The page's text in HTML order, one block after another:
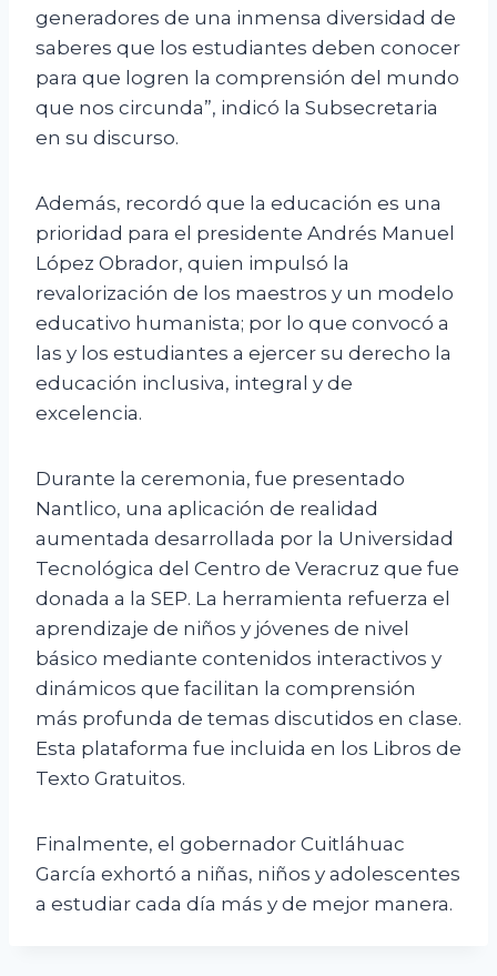
generadores de una inmensa diversidad de
saberes que los estudiantes deben conocer
para que logren la comprensión del mundo
que nos circunda”, indicó la Subsecretaria
en su discurso.
Además, recordó que la educación es una
prioridad para el presidente Andrés Manuel
López Obrador, quien impulsó la
revalorización de los maestros y un modelo
educativo humanista; por lo que convocó a
las y los estudiantes a ejercer su derecho la
educación inclusiva, integral y de
excelencia.
Durante la ceremonia, fue presentado
Nantlico, una aplicación de realidad
aumentada desarrollada por la Universidad
Tecnológica del Centro de Veracruz que fue
donada a la SEP. La herramienta refuerza el
aprendizaje de niños y jóvenes de nivel
básico mediante contenidos interactivos y
dinámicos que facilitan la comprensión
más profunda de temas discutidos en clase.
Esta plataforma fue incluida en los Libros de
Texto Gratuitos.
Finalmente, el gobernador Cuitláhuac
García exhortó a niñas, niños y adolescentes
a estudiar cada día más y de mejor manera.